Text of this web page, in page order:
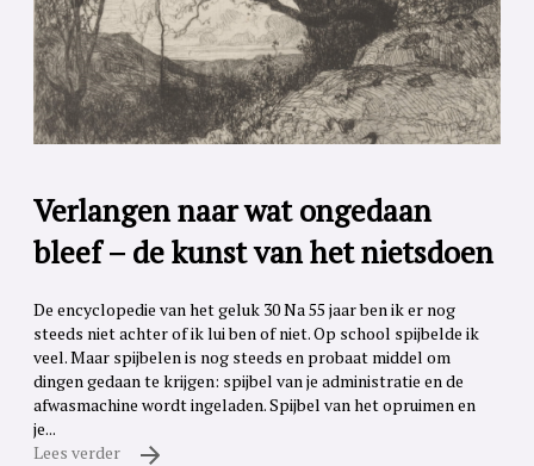
Verlangen naar wat ongedaan
bleef – de kunst van het nietsdoen
De encyclopedie van het geluk 30 Na 55 jaar ben ik er nog
steeds niet achter of ik lui ben of niet. Op school spijbelde ik
veel. Maar spijbelen is nog steeds en probaat middel om
dingen gedaan te krijgen: spijbel van je administratie en de
afwasmachine wordt ingeladen. Spijbel van het opruimen en
je...
Lees verder